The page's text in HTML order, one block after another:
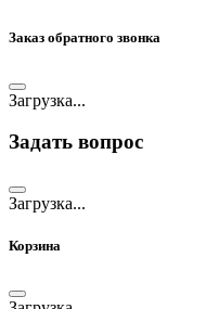
Заказ обратного звонка
Загрузка...
Задать вопрос
Загрузка...
Корзина